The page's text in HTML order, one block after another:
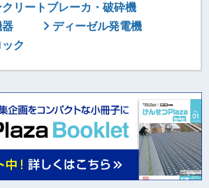
リートブレーカ・破砕機
器
ディーゼル発電機
ク